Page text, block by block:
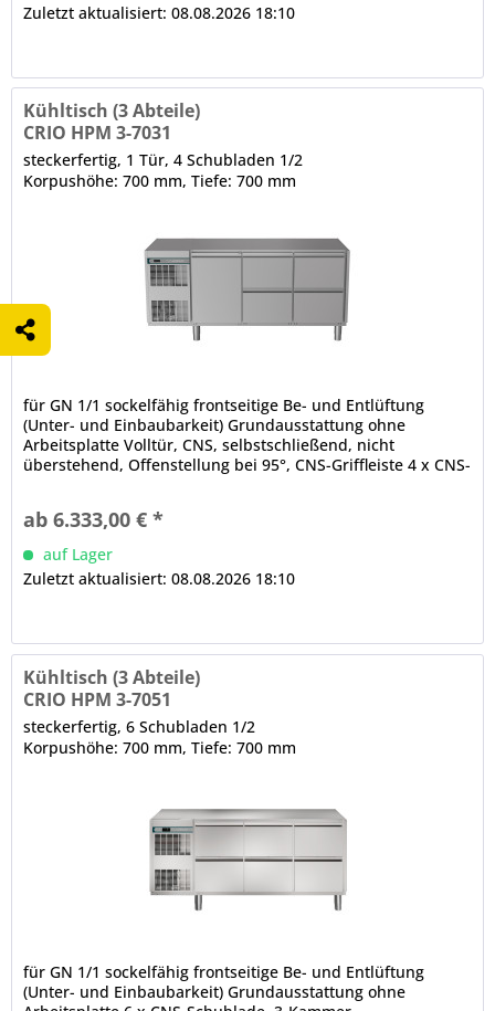
Zuletzt aktualisiert: 08.08.2026 18:10
Kühltisch (3 Abteile)
CRIO HPM 3-7031
steckerfertig, 1 Tür, 4 Schubladen 1/2
Korpushöhe: 700 mm, Tiefe: 700 mm
für GN 1/1 sockelfähig frontseitige Be- und Entlüftung
(Unter- und Einbaubarkeit) Grundausstattung ohne
Arbeitsplatte Volltür, CNS, selbstschließend, nicht
überstehend, Offenstellung bei 95°, CNS-Griffleiste 4 x CNS-
CRIO TECH - Displaysteuerung Temperaturregelung,...
ab 6.333,00 € *
auf Lager
Zuletzt aktualisiert: 08.08.2026 18:10
Kühltisch (3 Abteile)
CRIO HPM 3-7051
steckerfertig, 6 Schubladen 1/2
Korpushöhe: 700 mm, Tiefe: 700 mm
für GN 1/1 sockelfähig frontseitige Be- und Entlüftung
(Unter- und Einbaubarkeit) Grundausstattung ohne